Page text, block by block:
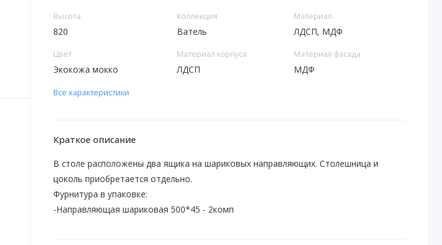
Высота
820
Коллекция
Ватель
Материал
ЛДСП, МДФ
Цвет
Экокожа мокко
Материал корпуса
ЛДСП
Материал фасада
МДФ
Все характеристики
Краткое описание
В столе расположены два ящика на шариковых направляющих. Столешница и
цоколь приобретается отдельно.
Фурнитура в упаковке:
-Направляющая шариковая 500*45 - 2комп